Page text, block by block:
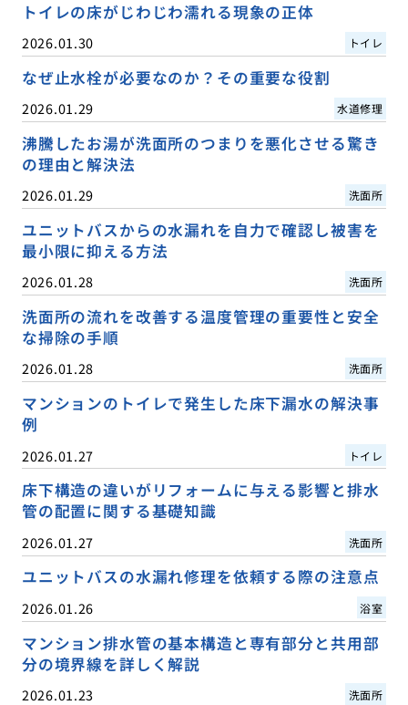
トイレの床がじわじわ濡れる現象の正体
2026.01.30 トイレ
なぜ止水栓が必要なのか？その重要な役割
2026.01.29 水道修理
沸騰したお湯が洗面所のつまりを悪化させる驚き
の理由と解決法
2026.01.29 洗面所
ユニットバスからの水漏れを自力で確認し被害を
最小限に抑える方法
2026.01.28 洗面所
洗面所の流れを改善する温度管理の重要性と安全
な掃除の手順
2026.01.28 洗面所
マンションのトイレで発生した床下漏水の解決事
例
2026.01.27 トイレ
床下構造の違いがリフォームに与える影響と排水
管の配置に関する基礎知識
2026.01.27 洗面所
ユニットバスの水漏れ修理を依頼する際の注意点
2026.01.26 浴室
マンション排水管の基本構造と専有部分と共用部
分の境界線を詳しく解説
2026.01.23 洗面所